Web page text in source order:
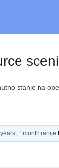
stanje na
1 month ranije